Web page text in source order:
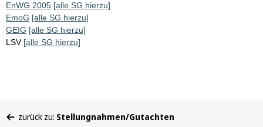
EnWG 2005 [alle SG hierzu]
EmoG [alle SG hierzu]
GEIG [alle SG hierzu]
LSV [alle SG hierzu]
befinden
zurück zu: Stellungnahmen/Gutachten